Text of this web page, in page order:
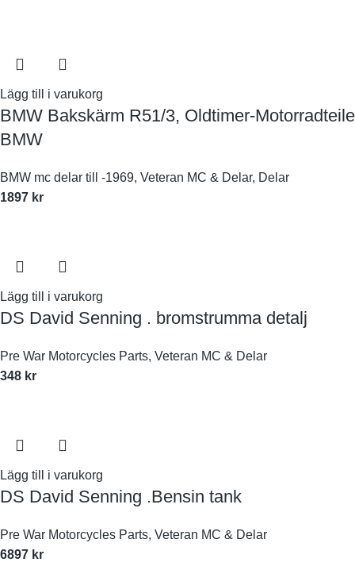
Lägg till i varukorg
BMW Bakskärm R51/3, Oldtimer-Motorradteile
BMW
BMW mc delar till -1969, Veteran MC & Delar, Delar
1897 kr
Lägg till i varukorg
DS David Senning . bromstrumma detalj
Pre War Motorcycles Parts, Veteran MC & Delar
348 kr
Lägg till i varukorg
DS David Senning .Bensin tank
Pre War Motorcycles Parts, Veteran MC & Delar
6897 kr